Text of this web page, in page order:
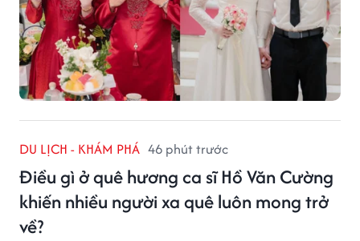
DU LỊCH - KHÁM PHÁ 46 phút trước
Điều gì ở quê hương ca sĩ Hồ Văn Cường
khiến nhiều người xa quê luôn mong trở
về?